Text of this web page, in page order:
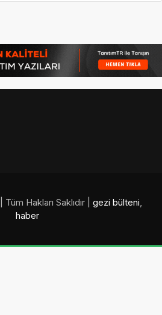
| Tüm Hakları Saklıdır | gezi bülteni,
haber